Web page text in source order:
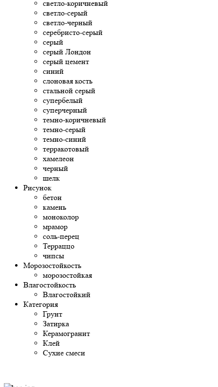
светло-коричневый
светло-серый
светло-черный
серебристо-серый
серый
серый Лондон
серый цемент
синий
слоновая кость
стальной серый
супербелый
суперчерный
темно-коричневый
темно-серый
темно-синий
терракотовый
хамелеон
черный
шелк
Рисунок
бетон
камень
моноколор
мрамор
соль-перец
Терраццо
чипсы
Морозостойкость
морозостойкая
Влагостойкость
Влагостойкий
Категория
Грунт
Затирка
Керамогранит
Клей
Сухие смеси